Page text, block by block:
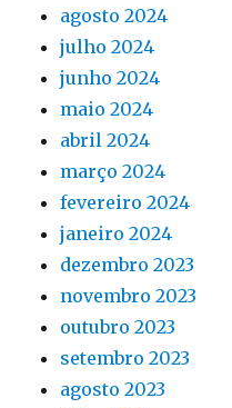
agosto 2024
julho 2024
junho 2024
maio 2024
abril 2024
março 2024
fevereiro 2024
janeiro 2024
dezembro 2023
novembro 2023
outubro 2023
setembro 2023
agosto 2023